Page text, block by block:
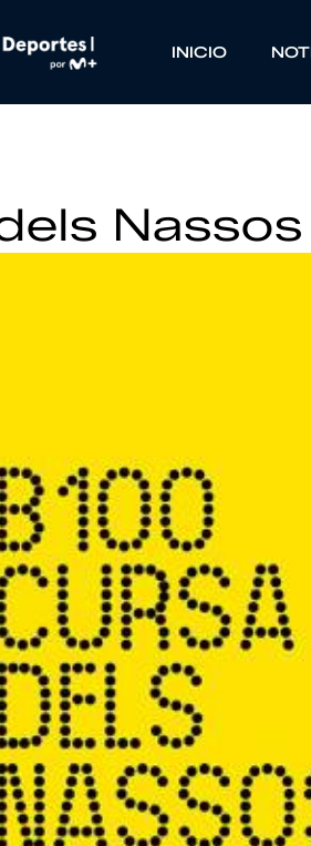
INICIO